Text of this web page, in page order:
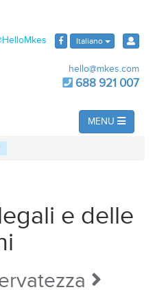
Italiano
hello@mkes.com
688 921 007
MENU
e delle